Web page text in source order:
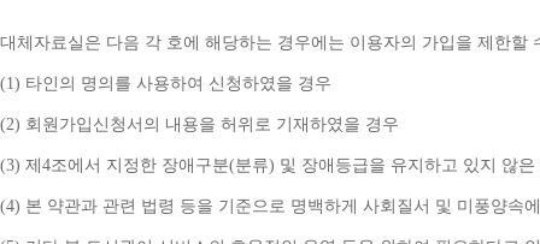
대체자료실은 다음 각 호에 해당하는 경우에는 이용자의 가입을 제한할
(1) 타인의 명의를 사용하여 신청하였을 경우
(2) 회원가입신청서의 내용을 허위로 기재하였을 경우
(3) 제 4조에서 지정한 장애구분(분류) 및 장애등급을 유지하고 있지 않은
(4) 본 약관과 관련 법령 등을 기준으로 명백하게 사회질서 및 미풍양속